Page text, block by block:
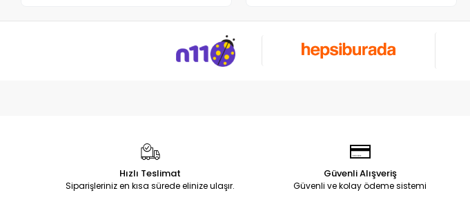
Hızlı Teslimat
Siparişleriniz en kısa sürede elinize ulaşır.
Güvenli Alışveriş
Güvenli ve kolay ödeme sistemi